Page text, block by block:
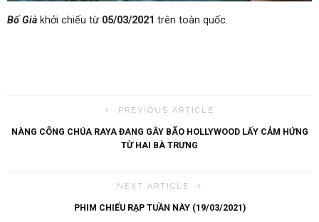
Bố Già khởi chiếu từ 05/03/2021 trên toàn quốc.
PREVIOUS ARTICLE
NÀNG CÔNG CHÚA RAYA ĐANG GÂY BÃO HOLLYWOOD LẤY CẢM HỨNG
TỪ HAI BÀ TRƯNG
NEXT ARTICLE
PHIM CHIẾU RẠP TUẦN NÀY (19/03/2021)